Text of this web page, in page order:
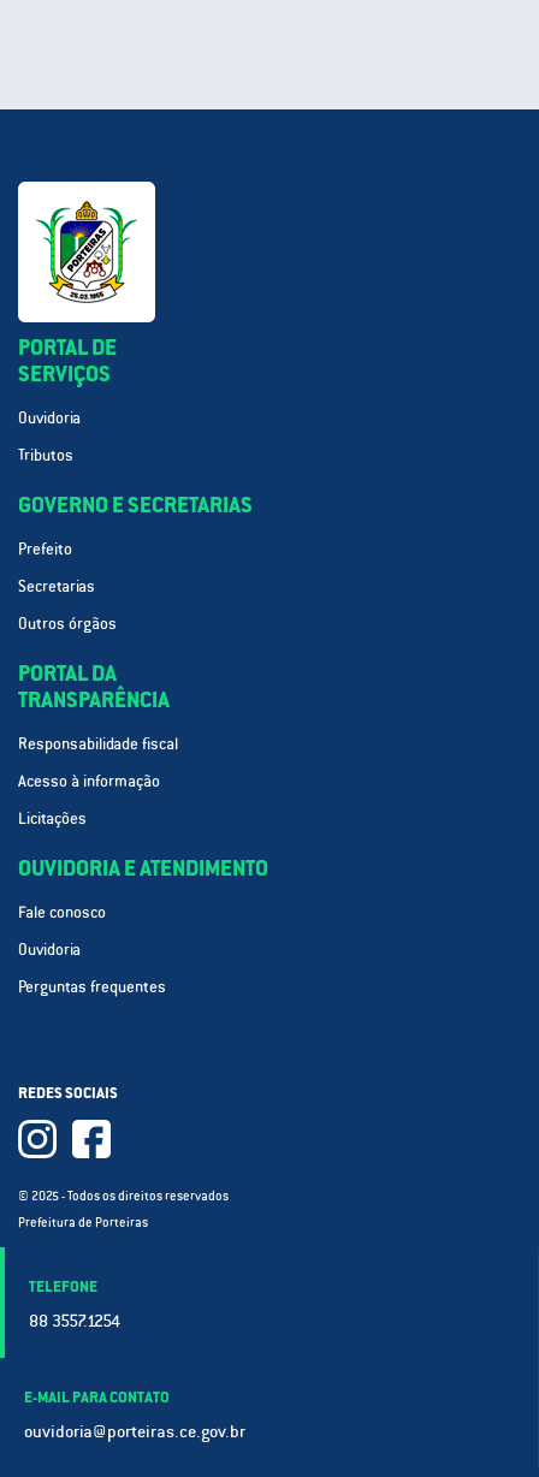
PORTAL DE
SERVIÇOS
Ouvidoria
Tributos
GOVERNO E SECRETARIAS
Prefeito
Secretarias
Outros órgãos
PORTAL DA
TRANSPARÊNCIA
Responsabilidade fiscal
Acesso à informação
Licitações
OUVIDORIA E ATENDIMENTO
Fale conosco
Ouvidoria
Perguntas frequentes
REDES SOCIAIS
© 2025 - Todos os direitos reservados
Prefeitura de Porteiras
TELEFONE
88 3557.1254
E-MAIL PARA CONTATO
ouvidoria@porteiras.ce.gov.br